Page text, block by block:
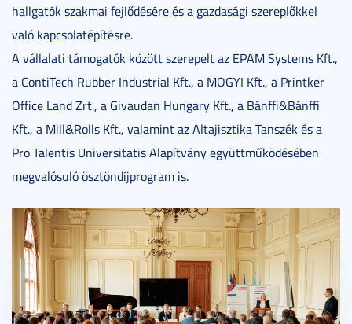
hallgatók szakmai fejlődésére és a gazdasági szereplőkkel
való kapcsolatépítésre.
A vállalati támogatók között szerepelt az EPAM Systems Kft.,
a ContiTech Rubber Industrial Kft., a MOGYI Kft., a Printker
Office Land Zrt., a Givaudan Hungary Kft., a Bánffi&Bánffi
Kft., a Mill&Rolls Kft., valamint az Altajisztika Tanszék és a
Pro Talentis Universitatis Alapítvány együttműködésében
megvalósuló ösztöndíjprogram is.